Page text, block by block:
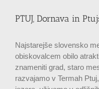
PTUJ, Dornava in
Najstarejše slovensko
obiskovalcem obilo
znameniti grad, staro
razvajamo v Termah